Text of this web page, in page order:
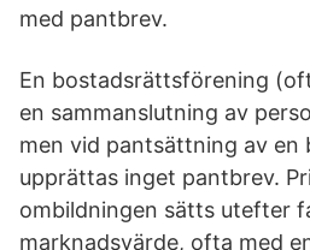
med pantbrev.
En bostadsrättsförening
en sammanslutning av
men vid pantsättning av en
upprättas inget pantbrev.
ombildningen sätts utefter
marknadsvärde, ofta med